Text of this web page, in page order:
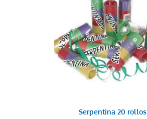
Serpentina 20 rollos